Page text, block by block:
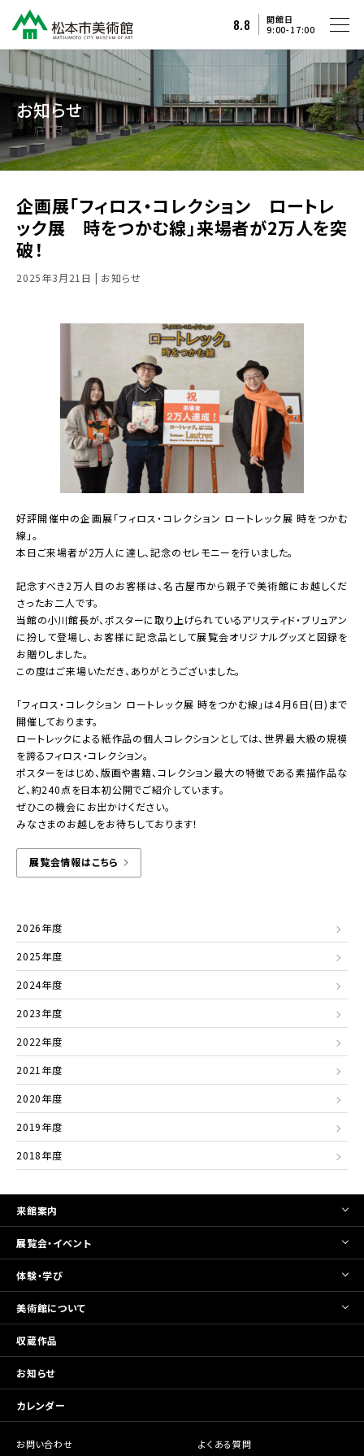
8.8
開館日
9:00-17:00
お知らせ
企画展「フィロス・コレクション ロートレ
ック展 時をつかむ線」来場者が2万人を突
破！
2025年3月21日 | お知らせ
好評開催中の企画展「フィロス・コレクション ロートレック展 時をつかむ
線 」。
本日ご来場者が2万人に達し、記念のセレモニーを行いました。
記念すべき2万人目のお客様は、名古屋市から親子で美術館にお越しくだ
さったお二人です。
当館の小川館長が、ポスターに取り上げられているアリスティド・ブリュアン
に扮して登場し、 お客様に記念品として展覧会オリジナルグッズと図録を
お贈りしました。
この度はご来場いただき、ありがとうございました。
「フィロス・コレクション ロートレック展 時をつかむ線 」は4月6日(日)まで
開催しております。
ロートレックによる紙作品の個人コレクションとしては、世界最大級の規模
を誇るフィロス・コレクション。
ポスターをはじめ、版画や書籍、コレクション最大の特徴である素描作品な
ど、約240点を日本初公開でご紹介しています。
ぜひこの機会にお出かけください。
みなさまのお越しをお待ちしております！
展覧会情報はこちら
2026年度
2025年度
2024年度
2023年度
2022年度
2021年度
2020年度
2019年度
2018年度
お知らせ
カレンダー
お問い合わせ よくある質問
来館案内
展覧会・イベント
体験・学び
美術館について
収蔵作品